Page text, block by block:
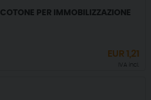
PER IMMOBILIZZAZIONE
EUR1,21
IVA incl.